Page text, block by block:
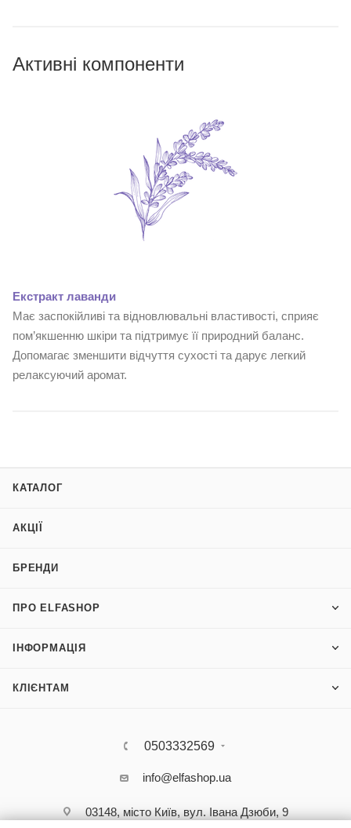
Активні компоненти
Екстракт лаванди
Має заспокійливі та відновлювальні властивості, сприяє
пом’якшенню шкіри та підтримує її природний баланс.
Допомагає зменшити відчуття сухості та дарує легкий
релаксуючий аромат.
КАТАЛОГ
АКЦІЇ
БРЕНДИ
ПРО ELFASHOP
ІНФОРМАЦІЯ
КЛІЄНТАМ
0503332569
info@elfashop.ua
03148, місто Київ, вул. Івана Дзюби, 9